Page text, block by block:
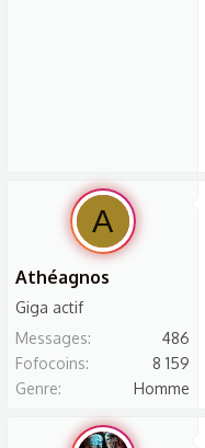
A
Athéagnos
Giga actif
Messages
486
Fofocoins
8 159
Genre
Homme